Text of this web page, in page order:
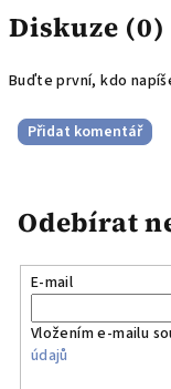
Diskuze (0)
Buďte první, kdo
Přidat komentář
Odebírat
E-mail
Vložením e-mailu
údajů